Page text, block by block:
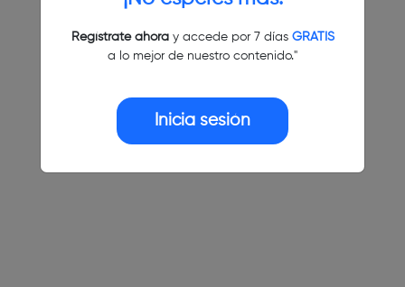
Regístrate ahoray accede por 7 días GRATIS
a lo mejor de nuestro contenido."
Inicia sesión